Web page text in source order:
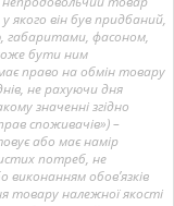
якого він був придбаний,
габаритами, фасоном,
бути ним
право на обмін товару
не рахуючи дня
значенні згідно
споживачів») –
або має намір
потреб, не
виконанням обов’язків
товару належної якості